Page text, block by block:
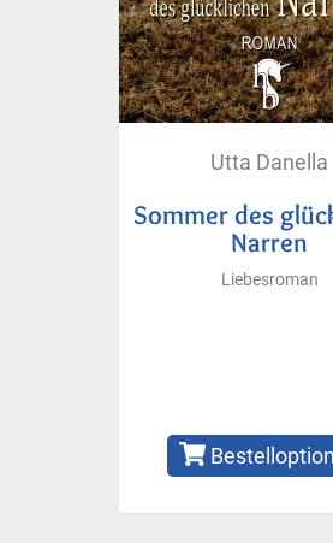
Utta Danella
Sommer des
Narren
Liebesroman